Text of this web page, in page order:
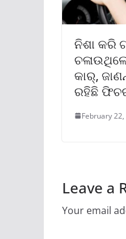
ନିଶା କରି
କାର୍,
ରହିଛି
February
Leave a
Your email